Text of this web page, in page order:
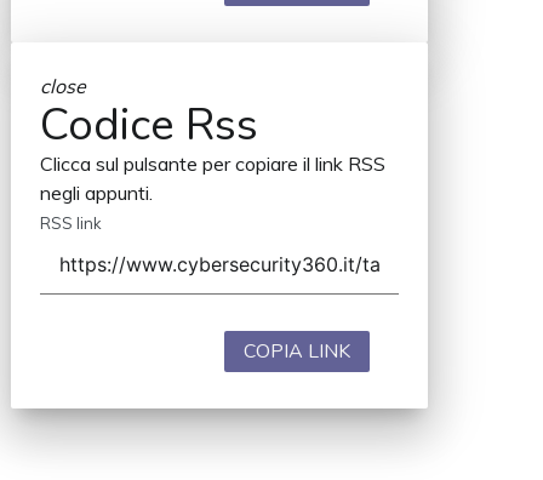
close
Codice Rss
Clicca sul pulsante per copiare il link RSS
negli appunti.
RSS link
COPIA LINK